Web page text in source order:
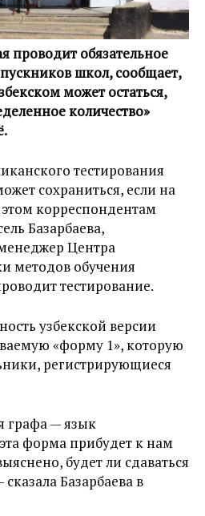
проводит обязательное
школ, сообщает,
может остаться,
количество»
тестирования
сохраниться, если на
корреспондентам
Базарбаева,
Центра
методов обучения
тестирование.
узбекской версии
«форму 1», которую
регистрирующиеся
графа — язык
форма прибудет к нам
будет ли сдаваться
Базарбаева в